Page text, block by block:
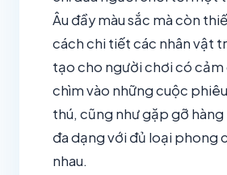
Âu đầy màu sắc mà còn
cách chi tiết các nhân vật
tạo cho người chơi có cảm
chìm vào những cuộc
thú, cũng như gặp gỡ
đa dạng với đủ loại phong
nhau.